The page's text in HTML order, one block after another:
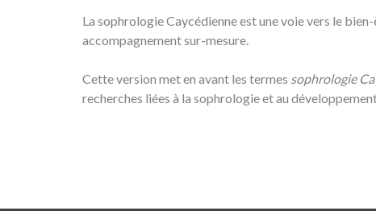
La sophrologie Caycédienne est une voie vers le
accompagnement sur-mesure.
Cette version met en avant les termes sophrologie
recherches liées à la sophrologie et au